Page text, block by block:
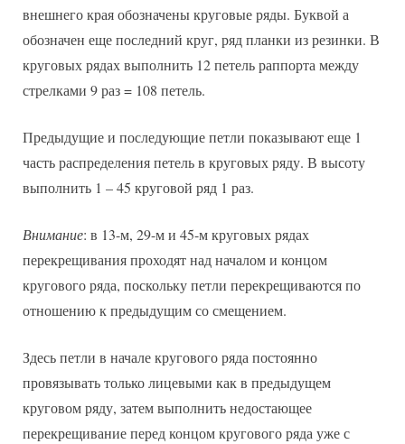
внешнего края обозначены круговые ряды. Буквой а
обозначен еще последний круг, ряд планки из резинки. В
круговых рядах выполнить 12 петель раппорта между
стрелками 9 раз = 108 петель.
Предыдущие и последующие петли показывают еще 1
часть распределения петель в круговых ряду. В высоту
выполнить 1 – 45 круговой ряд 1 раз.
Внимание: в 13-м, 29-м и 45-м круговых рядах
перекрещивания проходят над началом и концом
кругового ряда, поскольку петли перекрещиваются по
отношению к предыдущим со смещением.
Здесь петли в начале кругового ряда постоянно
провязывать только лицевыми как в предыдущем
круговом ряду, затем выполнить недостающее
перекрещивание перед концом кругового ряда уже с